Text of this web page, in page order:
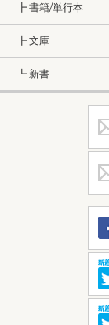
┣ 書籍/単行本
┣ 文庫
┗ 新書